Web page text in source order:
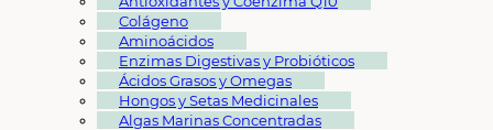
Colágeno
Aminoácidos
Enzimas Digestivas y Probióticos
Ácidos Grasos y Omegas
Hongos y Setas Medicinales
Algas Marinas Concentradas